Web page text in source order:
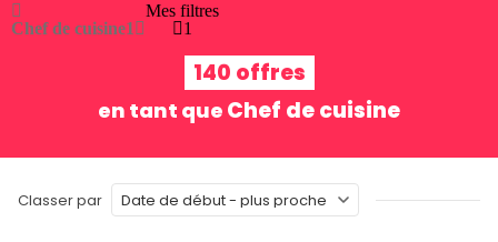
Chef de cuisine1
Mes filtres
1
140 offres
en tant que Chef de cuisine
Classer par